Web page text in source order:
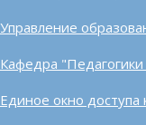
Управление
Кафедра
Единое окно доступа